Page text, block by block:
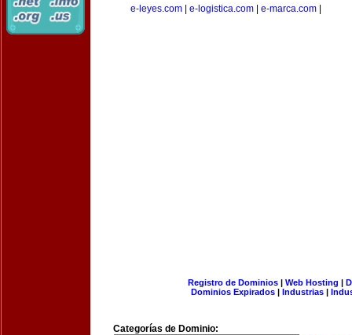
e-leyes.com
e-logistica.com e-marca.com
Registro de Dominios| Web Hosting |
Dominios Expirados | Industrias |
Categorías de Dominio: